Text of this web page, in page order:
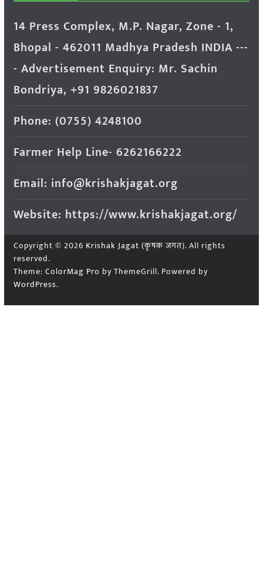
14 Press Complex, M.P. Nagar, Zone - 1,
Bhopal - 462011 Madhya Pradesh INDIA ---
- Advertisement Enquiry: Mr. Sachin
Bondriya, +91 9826021837
Phone: (0755) 4248100
Farmer Help Line- 6262166222
Email: info@krishakjagat.org
Website: https://www.krishakjagat.org/
Copyright © 2026 Krishak Jagat (कृषक जगत). All rights
reserved.
Theme: ColorMag Pro by ThemeGrill. Powered by
WordPress.